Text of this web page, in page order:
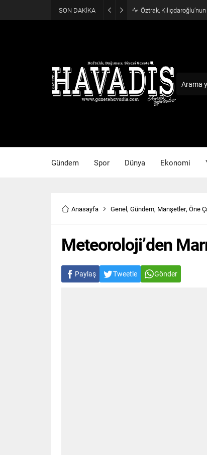
SON DAKİKA Öztrak,
Gündem Spor Dünya Ekonomi
Anasayfa Genel, Gündem, Manşetler, Öne
Meteoroloji’den
Paylaş Tweetle Gönder